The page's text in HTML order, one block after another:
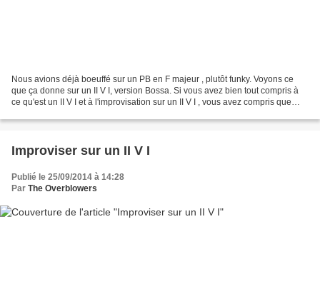
Nous avions déjà boeuffé sur un PB en F majeur , plutôt funky. Voyons ce
que ça donne sur un II V I, version Bossa. Si vous avez bien tout compris à
ce qu'est un II V I et à l'improvisation sur un II V I , vous avez compris que
Improviser sur un II V I
Publié le 25/09/2014 à 14:28
Par The Overblowers